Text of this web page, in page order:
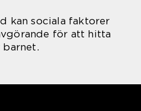
kan sociala faktorer
för att hitta
barnet.